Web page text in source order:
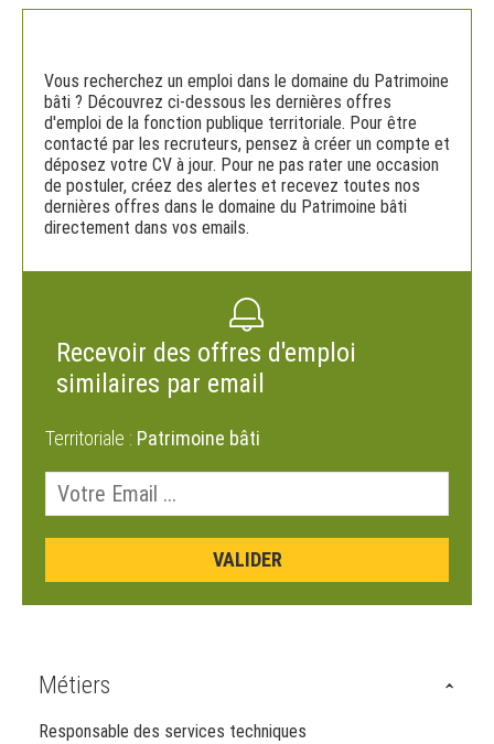
Vous recherchez un emploi dans le domaine du Patrimoine
bâti ? Découvrez ci-dessous les dernières offres
d'emploi de la fonction publique territoriale. Pour être
contacté par les recruteurs, pensez à créer un compte et
déposez votre CV à jour. Pour ne pas rater une occasion
de postuler, créez des alertes et recevez toutes nos
dernières offres dans le domaine du Patrimoine bâti
directement dans vos emails.
Recevoir des offres d'emploi
similaires par email
Territoriale : Patrimoine bâti
Métiers
Responsable des services techniques